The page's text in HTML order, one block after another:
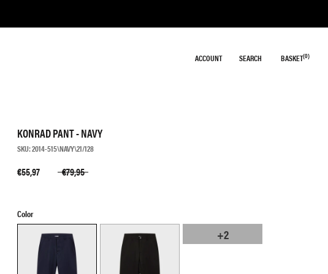
ACCOUNT SEARCH BASKET(0)
KONRAD PANT - NAVY
SKU:2014-515\NAVY\21/128
€55,97 €79,95
Color
+2